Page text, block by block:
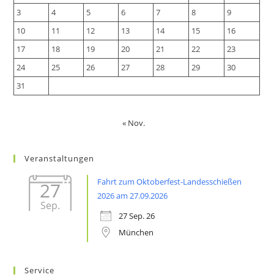
3
4 5 6 7 8
9
10
11 12 13 14 15
16
17
18 19 20 21 22
23
24
25 26 27 28 29
30
31
« Nov.
Veranstaltungen
27
Sep.
Fahrt zum Oktoberfest-Landesschießen
2026 am 27.09.2026
27 Sep. 26
München
Service